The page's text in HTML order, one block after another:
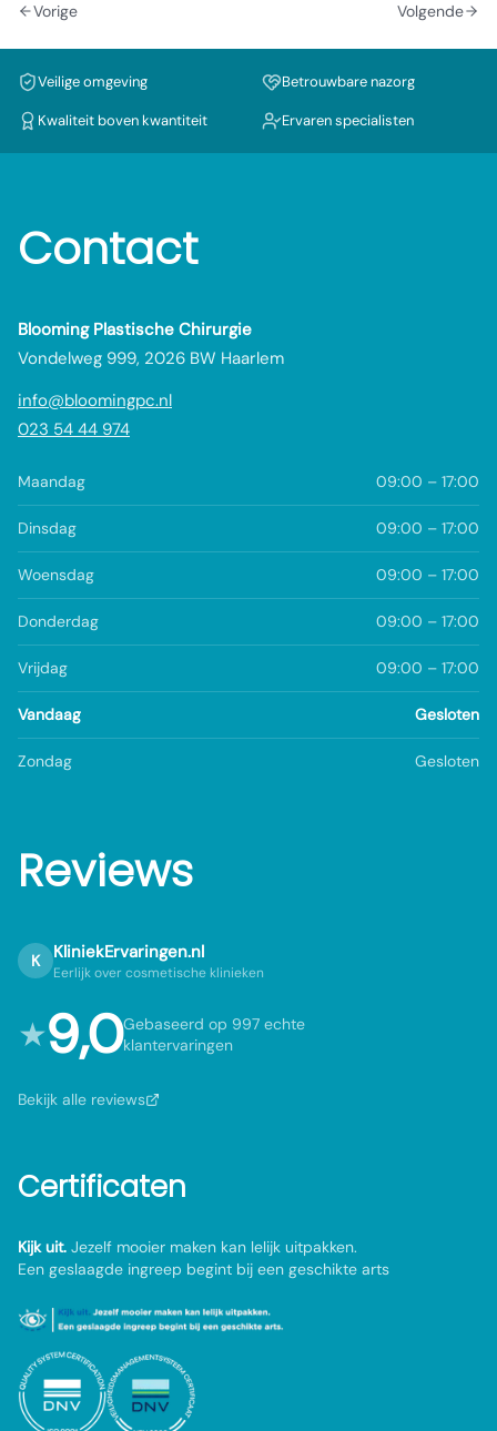
Vorige Volgende
Veilige omgeving Betrouwbare nazorg
Kwaliteit boven kwantiteit Ervaren specialisten
Contact
Blooming Plastische Chirurgie
Vondelweg 999, 2026 BW Haarlem
info@bloomingpc.nl
023 54 44 974
Maandag 09:00 – 17:00
Dinsdag 09:00 – 17:00
Woensdag 09:00 – 17:00
Donderdag 09:00 – 17:00
Vrijdag 09:00 – 17:00
Vandaag Gesloten
Zondag Gesloten
Reviews
K KliniekErvaringen.nl
Eerlijk over cosmetische klinieken
★9,0Gebaseerd op 997 echte
klantervaringen
Bekijk alle reviews
Certificaten
Kijk uit. Jezelf mooier maken kan lelijk uitpakken.
Een geslaagde ingreep begint bij een geschikte arts